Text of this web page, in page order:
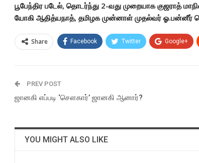
பூபேந்திர படேல், தொடர்ந்து 2-வது முறையாக குஜராத்
யோகி ஆதித்யநாத், தமிழக முன்னாள் முதல்வர் ஓ.பன்னீர்
Share Facebook Twitter Google+
PREV POST
ஜானகி எப்படி ‘சௌகார்’ ஜானகி ஆனார்?
YOU MIGHT ALSO LIKE